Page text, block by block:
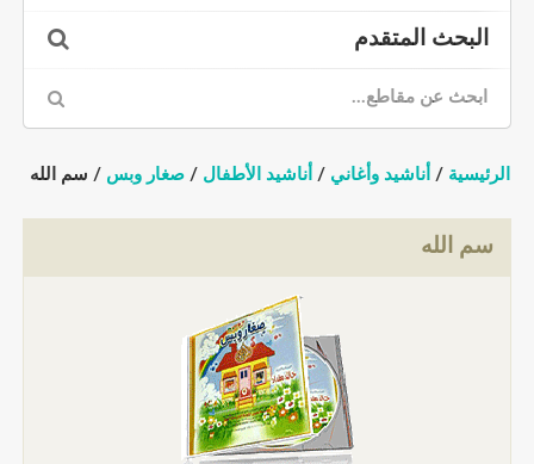
البحث المتقدم
الرئيسية / أناشيد وأغاني / أناشيد الأطفال / صغار وبس / سم الله
سم الله